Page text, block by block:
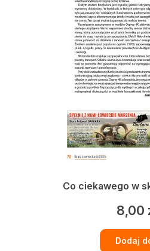
Co ciekawego w
8,00
Dodaj